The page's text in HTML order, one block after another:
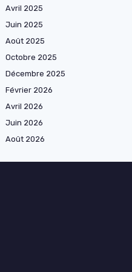
Avril 2025
Juin 2025
Août 2025
Octobre 2025
Décembre 2025
Février 2026
Avril 2026
Juin 2026
Août 2026